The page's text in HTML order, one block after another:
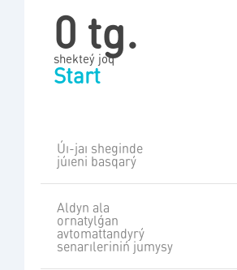
0 tg.
shekteý joq
Start
Úı-jaı sheginde
júıeni basqarý
Aldyn ala
ornatylǵan
avtomattandyrý
senarıleriniń jumysy